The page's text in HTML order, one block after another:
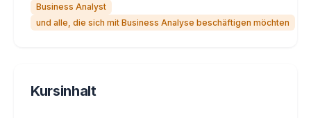
Business Analyst
und alle, die sich mit Business Analyse beschäftigen möchten
Kursinhalt